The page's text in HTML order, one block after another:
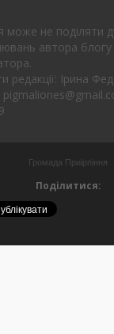
може не поділяти
автора блогу
редакції: Ірина
Громада Приірпіння
Поділитися: